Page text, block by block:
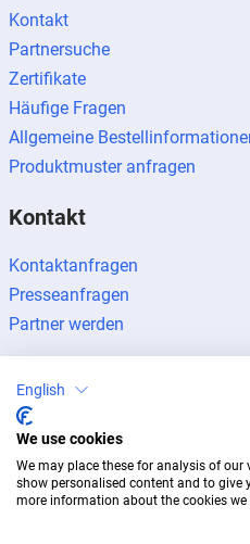
Kontakt
Partnersuche
Zertifikate
Häufige Fragen
Allgemeine
Produktmuster anfragen
Kontakt
Kontaktanfragen
Presseanfragen
Partner werden
© 2026 BUG Aluminium-
English
We use cookies
We may place these for analysis of
show personalised content and to give
more information about the cookies we